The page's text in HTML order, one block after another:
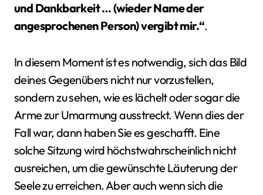
und Dankbarkeit … (wieder Name der
angesprochenen Person) vergibt mir.“.
In diesem Moment ist es notwendig, sich das Bild
deines Gegenübers nicht nur vorzustellen,
sondern zu sehen, wie es lächelt oder sogar die
Arme zur Umarmung ausstreckt. Wenn dies der
Fall war, dann haben Sie es geschafft. Eine
solche Sitzung wird höchstwahrscheinlich nicht
ausreichen, um die gewünschte Läuterung der
Seele zu erreichen. Aber auch wenn sich die